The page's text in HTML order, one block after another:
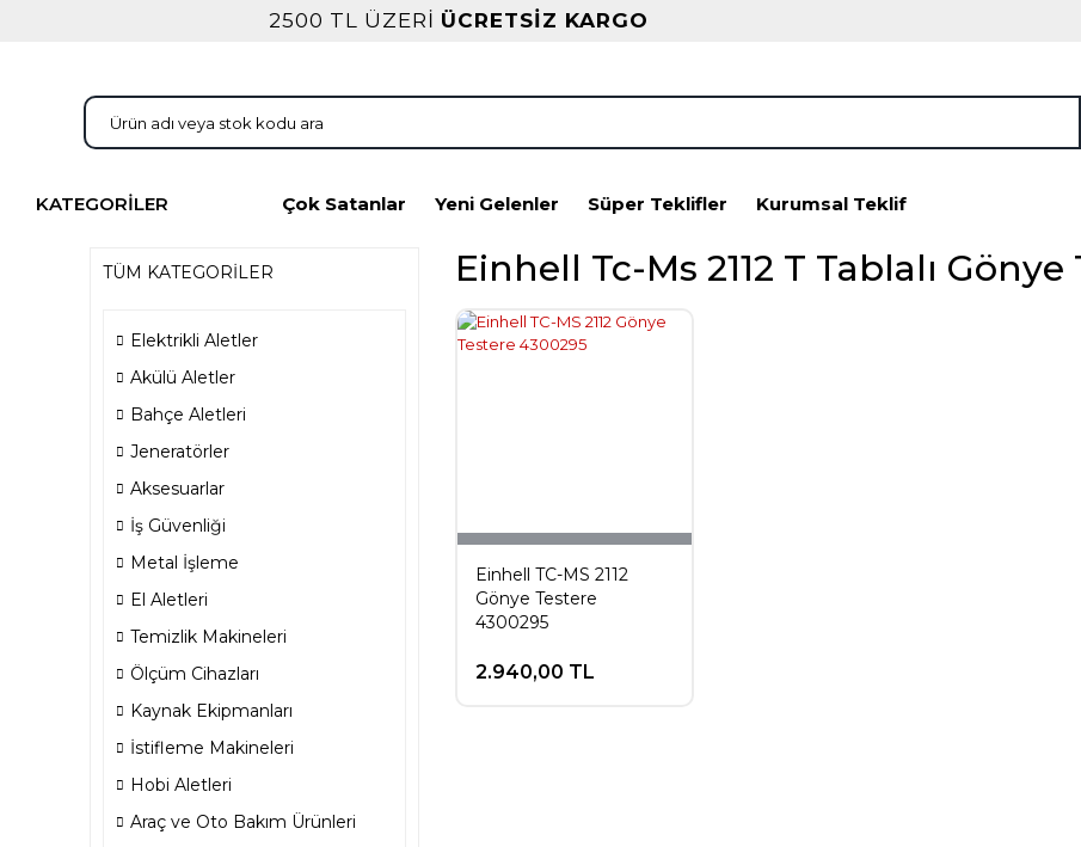
2500 TL ÜZERİ ÜCRETSİZ KARGO
KATEGORİLER Çok Satanlar Yeni Gelenler Süper Teklifler Kurumsal Teklif
TÜM KATEGORİLER
Elektrikli Aletler
Akülü Aletler
Bahçe Aletleri
Jeneratörler
Aksesuarlar
İş Güvenliği
Metal İşleme
El Aletleri
Temizlik Makineleri
Ölçüm Cihazları
Kaynak Ekipmanları
İstifleme Makineleri
Hobi Aletleri
Araç ve Oto Bakım Ürünleri
Einhell Tc-Ms 2112 T Tablalı Gönye
Einhell TC-MS 2112
Gönye Testere
4300295
2.940,00 TL